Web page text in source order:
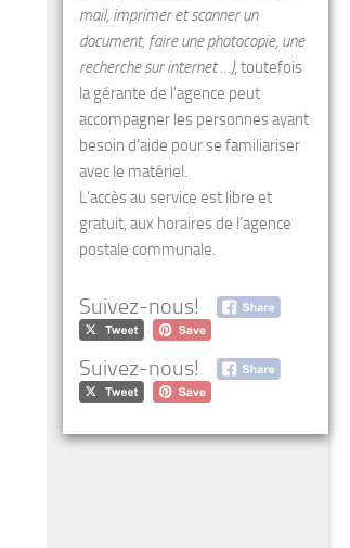
mail, imprimer et scanner un
document, faire une photocopie, une
recherche sur internet …), toutefois
la gérante de l’agence peut
accompagner les personnes ayant
besoin d’aide pour se familiariser
avec le matériel.
L’accès au service est libre et
gratuit, aux horaires de l’agence
postale communale.
Suivez-nous!
Suivez-nous!